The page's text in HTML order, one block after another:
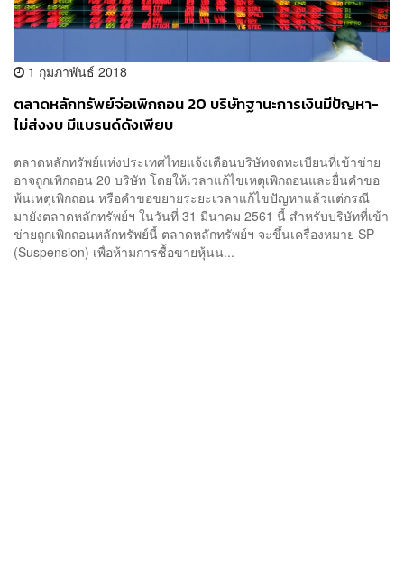
1 กุมภาพันธ์ 2018
ตลาดหลักทรัพย์จ่อเพิกถอน 20 บริษัทฐานะการเงินมีปัญหา-
ไม่ส่งงบ มีแบรนด์ดังเพียบ
ตลาดหลักทรัพย์แห่งประเทศไทยแจ้งเตือนบริษัทจดทะเบียนที่เข้าข่าย
อาจถูกเพิกถอน 20 บริษัท โดยให้เวลาแก้ไขเหตุเพิกถอนและยื่นคำขอ
พ้นเหตุเพิกถอน หรือคำขอขยายระยะเวลาแก้ไขปัญหาแล้วแต่กรณี
มายังตลาดหลักทรัพย์ฯ ในวันที่ 31 มีนาคม 2561 นี้ สำหรับบริษัทที่เข้า
ข่ายถูกเพิกถอนหลักทรัพย์นี้ ตลาดหลักทรัพย์ฯ จะขึ้นเครื่องหมาย SP
(Suspension) เพื่อห้ามการซื้อขายหุ้นน...